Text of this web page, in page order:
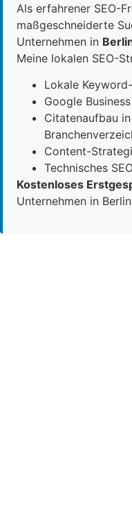
Als erfahrener SEO-
maßgeschneiderte
Unternehmen in
Meine lokalen SEO-
Lokale
Google
Citatenaufbau
Content-
Technisches
Kostenloses
Unternehmen in